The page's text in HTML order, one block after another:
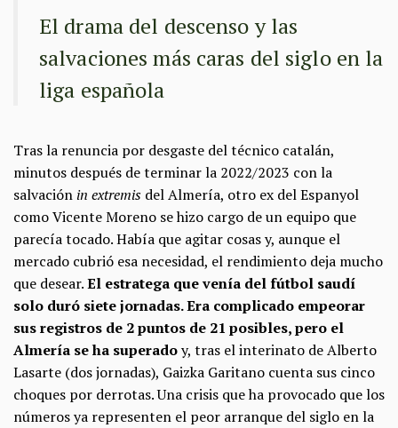
El drama del descenso y las
salvaciones más caras del siglo en la
liga española
Tras la renuncia por desgaste del técnico catalán,
minutos después de terminar la 2022/2023 con la
salvación in extremis del Almería, otro ex del Espanyol
como Vicente Moreno se hizo cargo de un equipo que
parecía tocado. Había que agitar cosas y, aunque el
mercado cubrió esa necesidad, el rendimiento deja mucho
que desear.El estratega que venía del fútbol saudí
solo duró siete jornadas. Era complicado empeorar
sus registros de 2 puntos de 21 posibles, pero el
Almería se ha superadoy, tras el interinato de Alberto
Lasarte (dos jornadas), Gaizka Garitano cuenta sus cinco
choques por derrotas. Una crisis que ha provocado que los
números ya representen el peor arranque del siglo en la